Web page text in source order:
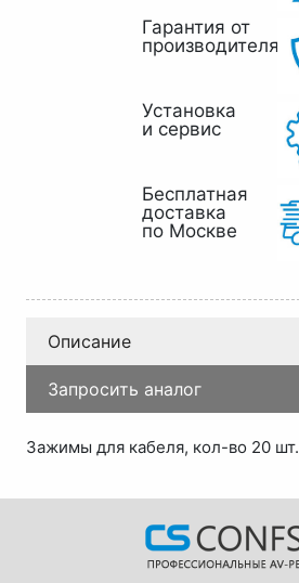
Гарантия от
производителя
Установка
и сервис
Бесплатная
доставка
по Москве
Описание
Запросить аналог
Зажимы для кабеля, кол-во 20 шт.